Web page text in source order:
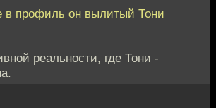
в профиль он вылитый Тони
реальности, где Тони -